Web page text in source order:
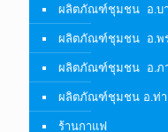
ผลิตภัณฑ์ชุมชน อ.บ
ผลิตภัณฑ์ชุมชน อ.พร
ผลิตภัณฑ์ชุมชน อ.ภ
ผลิตภัณฑ์ชุมชน อ.ท่า
ร้านกาแฟ